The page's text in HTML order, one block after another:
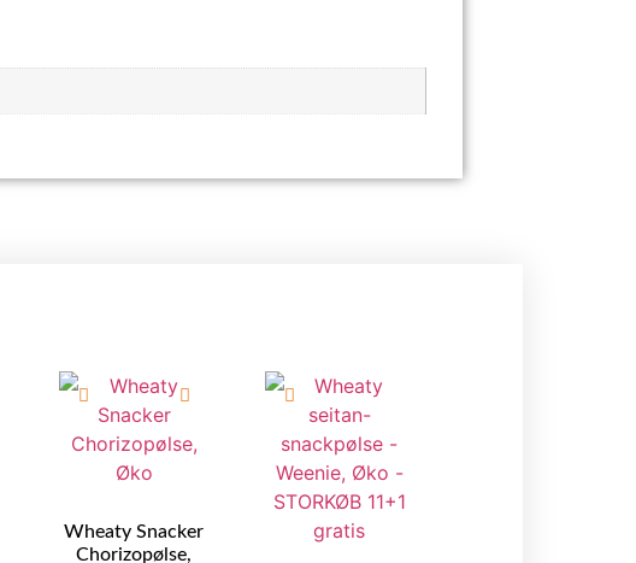
Wheaty Snacker
Chorizopølse,